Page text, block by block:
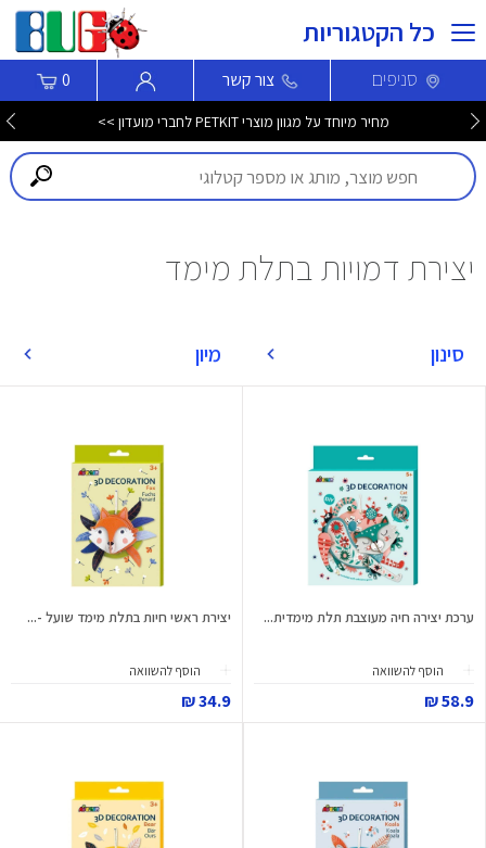
כל הקטגוריות
סניפים צור קשר 0
מחיר מיוחד על מגוון מוצרי PETKIT לחברי מועדון >>
יצירת דמויות בתלת מימד
סינון מיון
ערכת יצירה חיה מעוצבת תלת מימדית...
הוסף להשוואה
58.9 ₪
יצירת ראשי חיות בתלת מימד שועל -...
הוסף להשוואה
34.9 ₪